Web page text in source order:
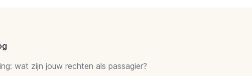
wat zijn jouw rechten als passagier?